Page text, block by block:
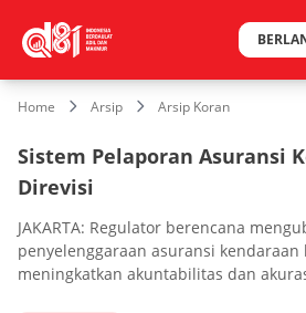
Home Arsip Arsip Koran
Sistem Pelaporan Asuransi
Direvisi
JAKARTA: Regulator berencana
penyelenggaraan asuransi
meningkatkan akuntabilitas dan